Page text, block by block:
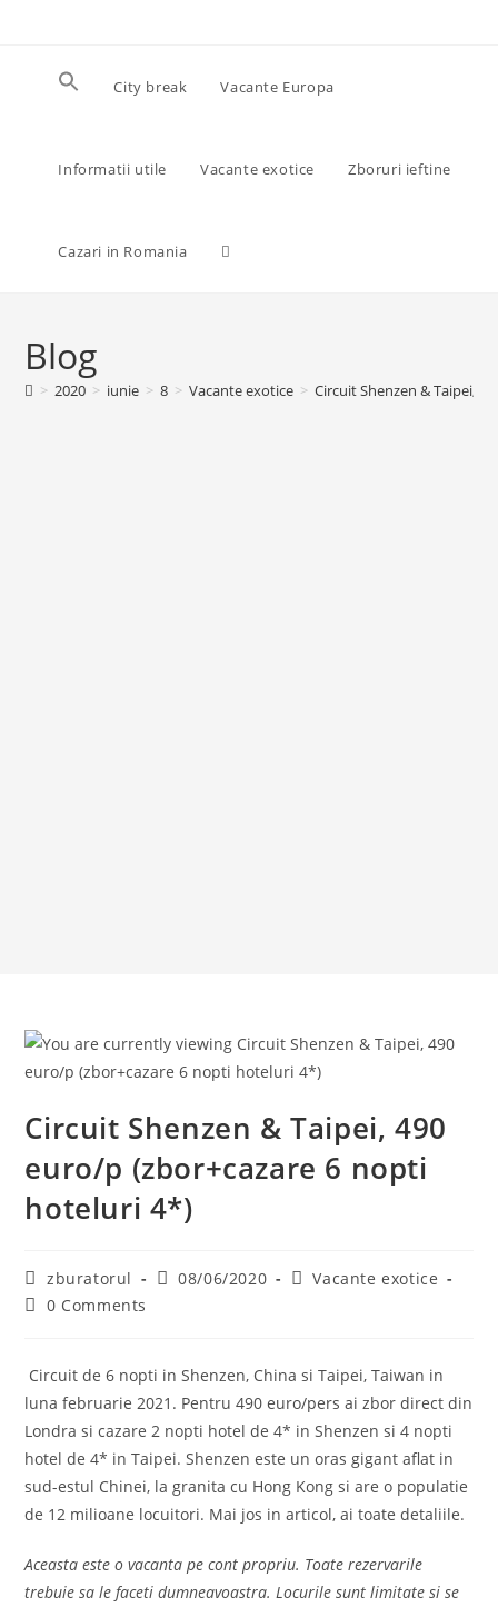
City break Vacante Europa
Informatii utile Vacante exotice Zboruri ieftine
Cazari in Romania Toggle
Blog
> 2020 > iunie > 8 > Vacante exotice > Circuit Shenzen & Taipei,
Circuit Shenzen & Taipei, 490
euro/p (zbor+cazare 6 nopti
hoteluri 4*)
Post
author:
zburatorul
Post08/06/2020
PostVacante exotice
Post0 Comments
Circuit de 6 nopti in Shenzen, China si Taipei, Taiwan in
luna februarie 2021. Pentru 490 euro/pers ai zbor direct din
Londra si cazare 2 nopti hotel de 4* in Shenzen si 4 nopti
hotel de 4* in Taipei. Shenzen este un oras gigant aflat in
sud-estul Chinei, la granita cu Hong Kong si are o populatie
de 12 milioane locuitori. Mai jos in articol, ai toate detaliile.
Aceasta este o vacanta pe cont propriu. Toate rezervarile
trebuie sa le faceti dumneavoastra. Locurile sunt limitate si se